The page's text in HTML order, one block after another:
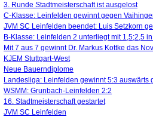
3. Runde Stadtmeisterschaft ist ausgelost
C-Klasse: Leinfelden gewinnt gegen
JVM SC Leinfelden beendet: Luis Setzkorn
B-Klasse: Leinfelden 2 unterliegt mit 1,5;2,5
Mit 7 aus 7 gewinnt Dr. Markus Kottke das
KJEM Stuttgart-West
Neue Bauerndiplome
Landesliga: Leinfelden gewinnt 5:3 auswärts
WSMM: Grunbach-Leinfelden 2:2
16. Stadtmeisterschaft gestartet
JVM SC Leinfelden